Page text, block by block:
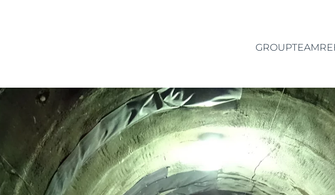
GROUPTEAM